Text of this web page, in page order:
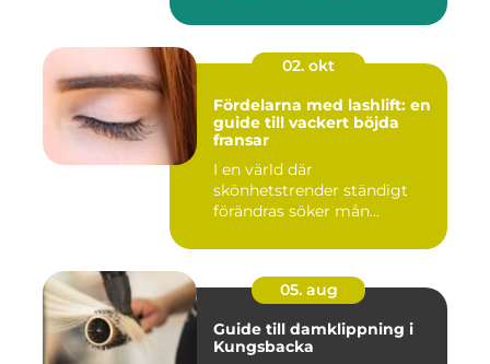
02. okt
Fördelarna med lashlift: en
guide till vackert böjda
fransar
I en värld där
skönhetstrender ständigt
förändras söker mån...
05. aug
Guide till damklippning i
Kungsbacka